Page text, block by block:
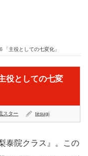
「主役としての七変化」
役としての七変
スター tesugi
泰院クラス』。この